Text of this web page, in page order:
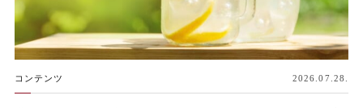
コンテンツ 2026.07.28.